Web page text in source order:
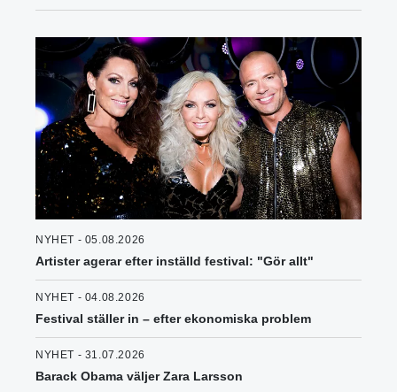
NYHET - 05.08.2026
Artister agerar efter inställd festival: "Gör allt"
NYHET - 04.08.2026
Festival ställer in – efter ekonomiska problem
NYHET - 31.07.2026
Barack Obama väljer Zara Larsson